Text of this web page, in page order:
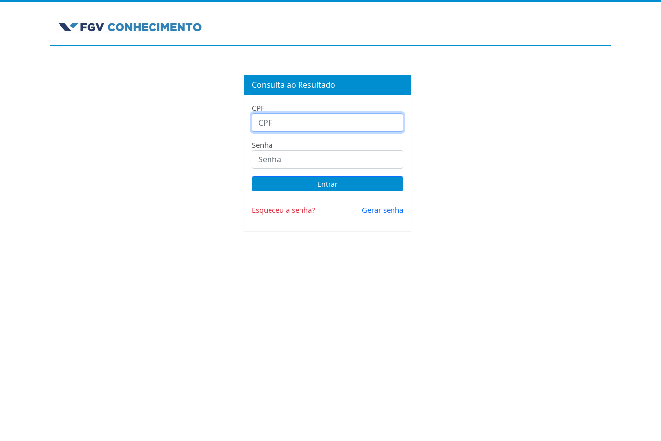
Consulta ao Resultado
CPF
Senha
Esqueceu a senha? Gerar senha